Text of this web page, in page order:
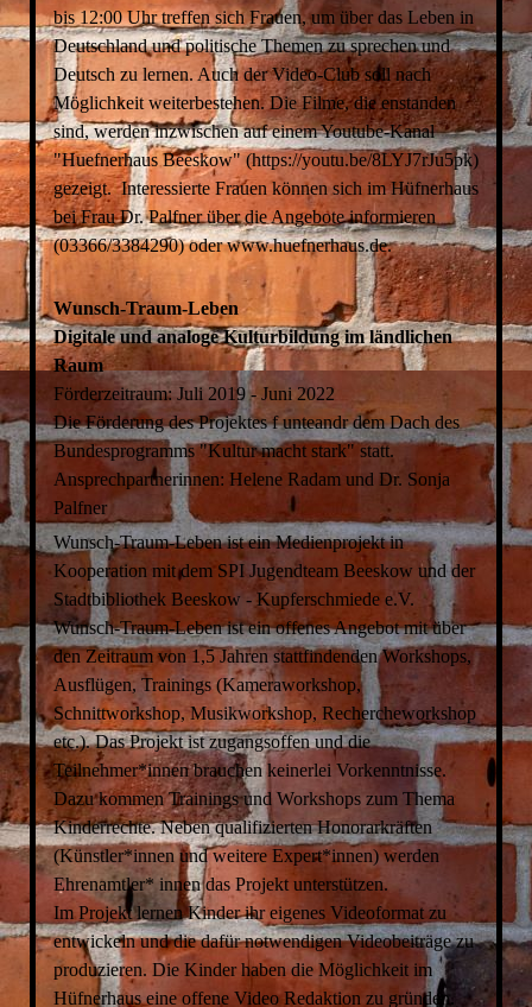
bis 12:00 Uhr treffen sich Frauen, um über das Leben in
Deutschland und politische Themen zu sprechen und
Deutsch zu lernen. Auch der Video-Club soll nach
Möglichkeit weiterbestehen. Die Filme, die enstanden
sind, werden inzwischen auf einem Youtube-Kanal
"Huefnerhaus Beeskow" (https://youtu.be/8LYJ7rJu5pk)
gezeigt. Interessierte Frauen können sich im Hüfnerhaus
bei Frau Dr. Palfner über die Angebote informieren
(03366/3384290) oder www.huefnerhaus.de.
Wunsch-Traum-Leben
Digitale und analoge Kulturbildung im ländlichen
Raum
Förderzeitraum: Juli 2019 - Juni 2022
Die Förderung des Projektes f unteandr dem Dach des
Bundesprogramms "Kultur macht stark" statt.
Ansprechpartnerinnen: Helene Radam und Dr. Sonja
Palfner
Wunsch-Traum-Leben ist ein Medienprojekt in
Kooperation mit dem SPI Jugendteam Beeskow und der
Stadtbibliothek Beeskow - Kupferschmiede e.V.
Wunsch-Traum-Leben ist ein offenes Angebot mit über
den Zeitraum von 1,5 Jahren stattfindenden Workshops,
Ausflügen, Trainings (Kameraworkshop,
Schnittworkshop, Musikworkshop, Rechercheworkshop
etc.). Das Projekt ist zugangsoffen und die
Teilnehmer*innen brauchen keinerlei Vorkenntnisse.
Dazu kommen Trainings und Workshops zum Thema
Kinderrechte. Neben qualifizierten Honorarkräften
(Künstler*innen und weitere Expert*innen) werden
Ehrenamtler* innen das Projekt unterstützen.
Im Projekt lernen Kinder ihr eigenes Videoformat zu
entwickeln und die dafür notwendigen Videobeiträge zu
produzieren. Die Kinder haben die Möglichkeit im
Hüfnerhaus eine offene Video Redaktion zu gründen.